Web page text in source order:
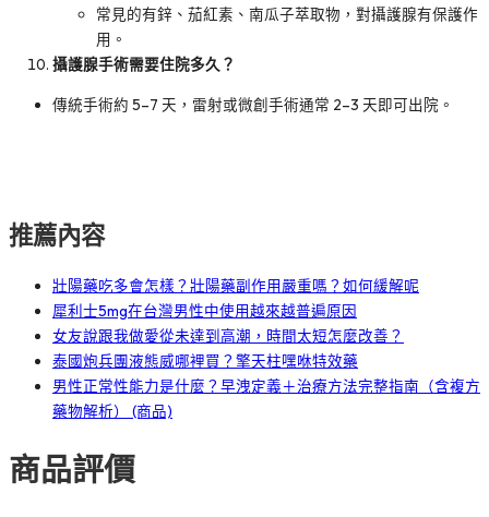
常見的有鋅、茄紅素、南瓜子萃取物，對攝護腺有保護作
用。
攝護腺手術需要住院多久？
傳統手術約 5–7 天，雷射或微創手術通常 2–3 天即可出院。
推薦內容
壯陽藥吃多會怎樣？壯陽藥副作用嚴重嗎？如何緩解呢
犀利士5mg在台灣男性中使用越來越普遍原因
女友說跟我做愛從未達到高潮，時間太短怎麼改善？
泰國炮兵團液態威哪裡買？擎天柱嘿咻特效藥
男性正常性能力是什麼？早洩定義＋治療方法完整指南（含複方
藥物解析） (商品)
商品評價